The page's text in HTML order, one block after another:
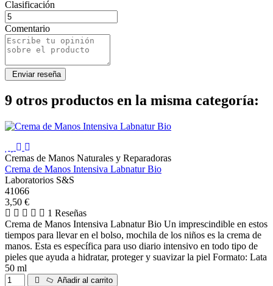
Clasificación
Comentario
9 otros productos en la misma categoría:
Cremas de Manos Naturales y Reparadoras
Crema de Manos Intensiva Labnatur Bio
Laboratorios S&S
41066
3,50 €
1 Reseñas
Crema de Manos Intensiva Labnatur Bio Un imprescindible en estos
tiempos para llevar en el bolso, mochila de los niños es la crema de
manos. Esta es específica para uso diario intensivo en todo tipo de
pieles que ayuda a hidratar, proteger y suavizar la piel Formato: Lata
50 ml
Añadir al carrito